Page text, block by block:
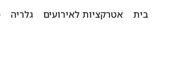
בית אטרקציות לאירועים גלריה